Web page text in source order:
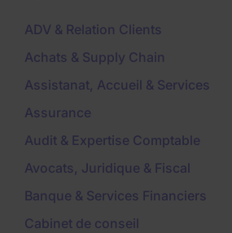
ADV & Relation Clients
Achats & Supply Chain
Assistanat, Accueil & Services
Assurance
Audit & Expertise Comptable
Avocats, Juridique & Fiscal
Banque & Services Financiers
Cabinet de conseil